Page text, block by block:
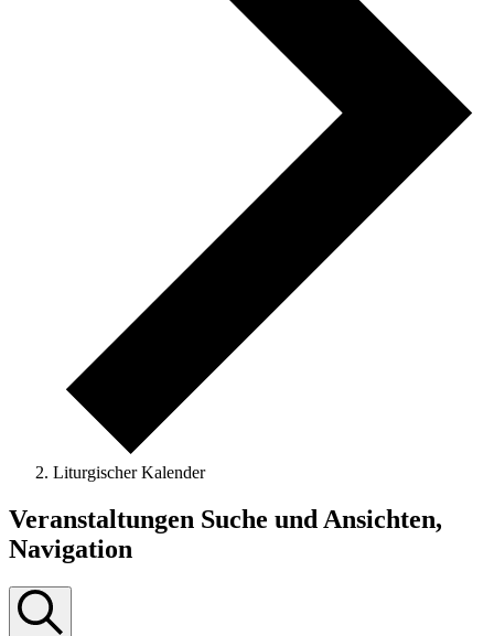
Liturgischer Kalender
Veranstaltungen
für
27.2.2025
Veranstaltungen Suche und Ansichten,
Navigation